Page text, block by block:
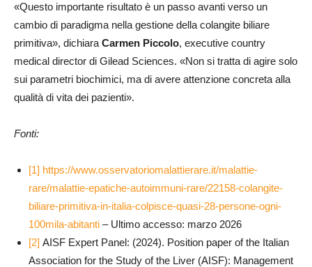
«Questo importante risultato è un passo avanti verso un
cambio di paradigma nella gestione della colangite biliare
primitiva», dichiara Carmen Piccolo, executive country
medical director di Gilead Sciences. «Non si tratta di agire solo
sui parametri biochimici, ma di avere attenzione concreta alla
qualità di vita dei pazienti».
Fonti:
[1] https://www.osservatoriomalattierare.it/malattie-
rare/malattie-epatiche-autoimmuni-rare/22158-colangite-
biliare-primitiva-in-italia-colpisce-quasi-28-persone-ogni-
100mila-abitanti – Ultimo accesso: marzo 2026
[2] AISF Expert Panel: (2024). Position paper of the Italian
Association for the Study of the Liver (AISF): Management